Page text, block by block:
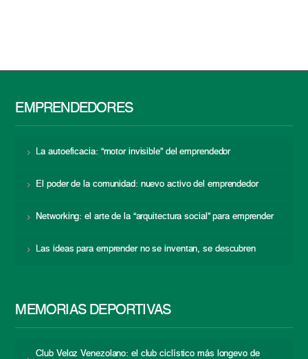
EMPRENDEDORES
La autoeficacia: “motor invisible” del emprendedor
El poder de la comunidad: nuevo activo del emprendedor
Networking: el arte de la “arquitectura social” para emprender
Las ideas para emprender no se inventan, se descubren
MEMORIAS DEPORTIVAS
Club Veloz Venezolano: el club ciclístico más longevo de